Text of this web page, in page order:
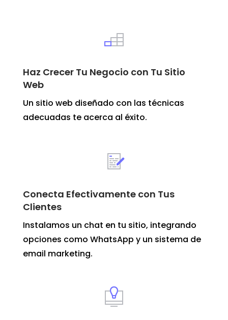
Haz Crecer Tu Negocio con Tu Sitio
Web
Un sitio web diseñado con las técnicas
adecuadas te acerca al éxito.
Conecta Efectivamente con Tus
Clientes
Instalamos un chat en tu sitio, integrando
opciones como WhatsApp y un sistema de
email marketing.